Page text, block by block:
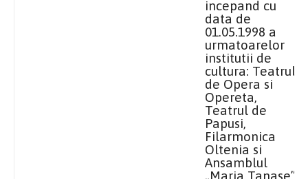
incepand cu
data de
01.05.1998 a
urmatoarelor
institutii de
cultura: Teatrul
de Opera si
Opereta,
Teatrul de
Papusi,
Filarmonica
Oltenia si
Ansamblul
„Maria Tanase”.